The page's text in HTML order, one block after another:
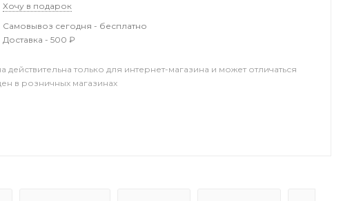
Хочу в подарок
Самовывоз сегодня - бесплатно
Доставка - 500 ₽
действительна только для интернет-магазина и может отличаться
в розничных магазинах